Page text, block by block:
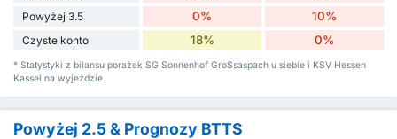
Powyżej 3.5 0% 10%
Czyste konto 18% 0%
* Statystyki z bilansu porażek SG Sonnenhof GroSsaspach u siebie i KSV Hessen
Kassel na wyjeździe.
Powyżej 2.5 & Prognozy BTTS